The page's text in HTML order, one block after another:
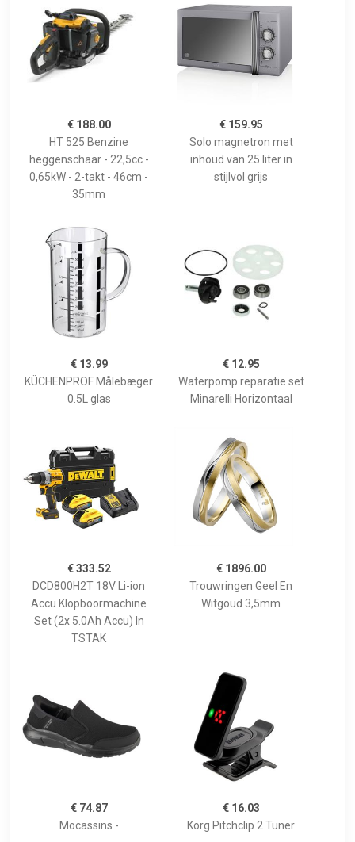
€ 188.00
HT 525 Benzine
heggenschaar - 22,5cc -
0,65kW - 2-takt - 46cm -
35mm
€ 159.95
Solo magnetron met
inhoud van 25 liter in
stijlvol grijs
€ 13.99
KÜCHENPROF Målebæger
0.5L glas
€ 12.95
Waterpomp reparatie set
Minarelli Horizontaal
€ 333.52
DCD800H2T 18V Li-ion
Accu Klopboormachine
Set (2x 5.0Ah Accu) In
TSTAK
€ 1896.00
Trouwringen Geel En
Witgoud 3,5mm
€ 74.87
Mocassins -
€ 16.03
Korg Pitchclip 2 Tuner